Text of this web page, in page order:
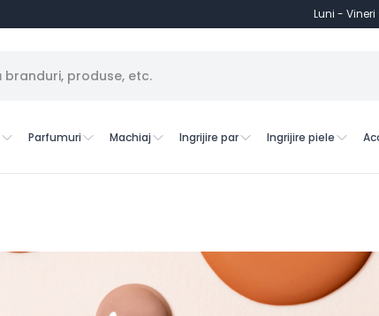
Luni - Vineri
Parfumuri Machiaj Ingrijire par Ingrijire piele